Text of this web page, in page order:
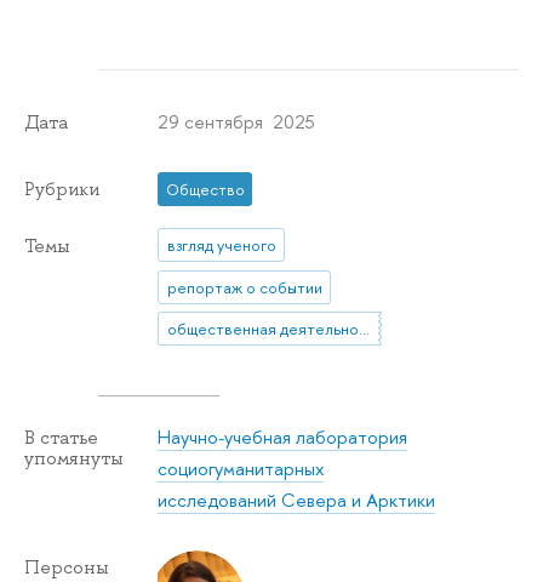
Дата 29 сентября 2025
Рубрики Общество
Темы
взгляд ученого
репортаж о событии
общественная деятельность
В статье
упомянуты
Научно-учебная лаборатория
социогуманитарных
исследований Севера и Арктики
Персоны